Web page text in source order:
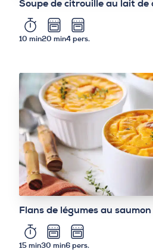
Soupe de citrouille au lait de
10 min20 min4 pers.
Flans de légumes au
15 min30 min6 pers.